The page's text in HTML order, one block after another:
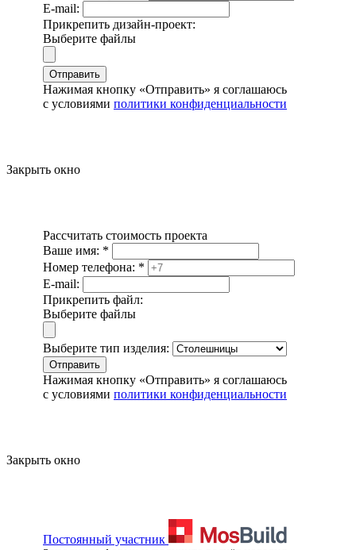
E-mail:
Прикрепить дизайн-проект:
Выберите файлы
Отправить
Нажимая кнопку «Отправить» я соглашаюсь
с условиями политики конфиденциальности
Закрыть окно
Рассчитать стоимость проекта
Ваше имя: *
Номер телефона: *
E-mail:
Прикрепить файл:
Выберите файлы
Выберите тип изделия:
Отправить
Нажимая кнопку «Отправить» я соглашаюсь
с условиями политики конфиденциальности
Закрыть окно
Постоянный участник